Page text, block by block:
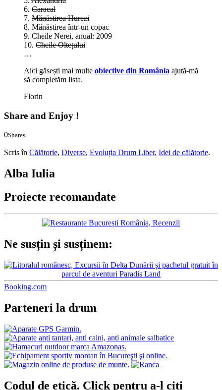
6. Caracal
7. Mănăstirea Hurezi
8. Mănăstirea într-un copac
9. Cheile Nerei, anual: 2009
10. Cheile Oltețului
…
Aici găsești mai multe obiective din România ajută-mă
să completăm lista.
Florin
Share and Enjoy !
0Shares
Scris în Călătorie, Diverse, Evoluția Drum Liber, Idei de călătorie.
Alba Iulia
Proiecte recomandate
Ne susțin și susținem:
Booking.com
Parteneri la drum
Codul de etică. Click pentru a-l citi